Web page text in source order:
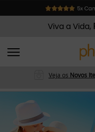
Viva a Vida,
Veja os Novos